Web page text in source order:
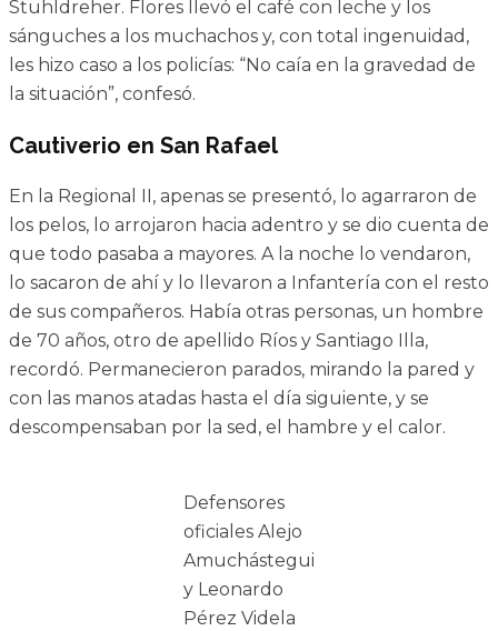
Stuhldreher. Flores llevó el café con leche y los
sánguches a los muchachos y, con total ingenuidad,
les hizo caso a los policías: “No caía en la gravedad de
la situación”, confesó.
Cautiverio en San Rafael
En la Regional II, apenas se presentó, lo agarraron de
los pelos, lo arrojaron hacia adentro y se dio cuenta de
que todo pasaba a mayores. A la noche lo vendaron,
lo sacaron de ahí y lo llevaron a Infantería con el resto
de sus compañeros. Había otras personas, un hombre
de 70 años, otro de apellido Ríos y Santiago Illa,
recordó. Permanecieron parados, mirando la pared y
con las manos atadas hasta el día siguiente, y se
descompensaban por la sed, el hambre y el calor.
Defensores
oficiales Alejo
Amuchástegui
y Leonardo
Pérez Videla